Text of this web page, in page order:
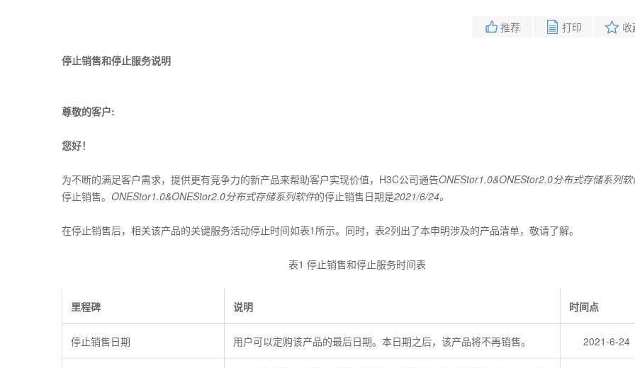
收
打印
推荐
停止销售和停止服务说明
尊敬的客户:
您好！
为不断的满足客户需求，提供更有竞争力的新产品来帮助客户实现价值，H3C公司通告ONEStor1.0&ONEStor2.0分布式存储系列软
停止销售。 ONEStor1.0&ONEStor2.0分布式存储系列软件的停止销售日期是2021/6/24。
在停止销售后，相关该产品的关键服务活动停止时间如表1所示。同时，表2列出了本申明涉及的产品清单，敬请了解。
表1 停止销售和停止服务时间表
里程碑 说明 时间点
停止销售日期 用户可以定购该产品的最后日期。本日期之后，该产品将不再销售。 2021-6-24